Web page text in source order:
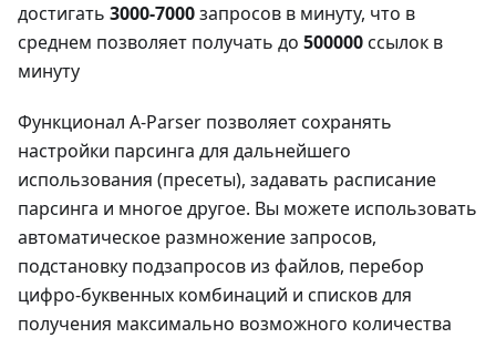
достигать 3000-7000запросов в минуту, что в
среднем позволяет получать до 500000ссылок в
минуту
Функционал A-Parser позволяет сохранять
настройки парсинга для дальнейшего
использования (пресеты), задавать расписание
парсинга и многое другое. Вы можете использовать
автоматическое размножение запросов,
подстановку подзапросов из файлов, перебор
цифро-буквенных комбинаций и списков для
получения максимально возможного количества